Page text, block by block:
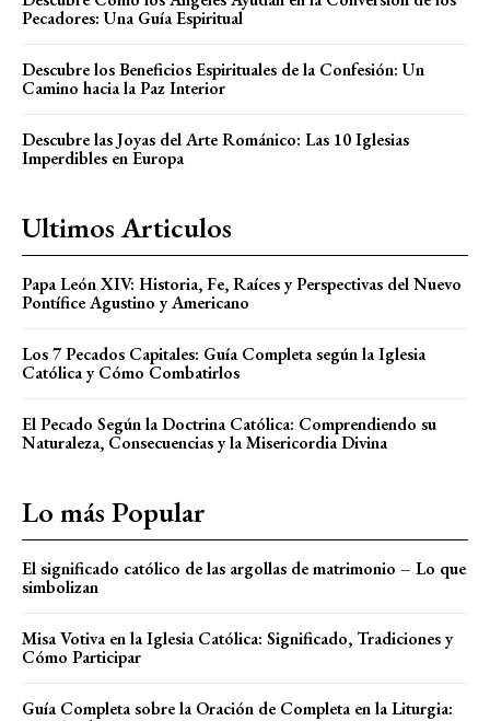
Pecadores: Una Guía Espiritual
Descubre los Beneficios Espirituales de la Confesión: Un
Camino hacia la Paz Interior
Descubre las Joyas del Arte Románico: Las 10 Iglesias
Imperdibles en Europa
Ultimos Articulos
Papa León XIV: Historia, Fe, Raíces y Perspectivas del Nuevo
Pontífice Agustino y Americano
Los 7 Pecados Capitales: Guía Completa según la Iglesia
Católica y Cómo Combatirlos
El Pecado Según la Doctrina Católica: Comprendiendo su
Naturaleza, Consecuencias y la Misericordia Divina
Lo más Popular
El significado católico de las argollas de matrimonio – Lo que
simbolizan
Misa Votiva en la Iglesia Católica: Significado, Tradiciones y
Cómo Participar
Guía Completa sobre la Oración de Completa en la Liturgia: